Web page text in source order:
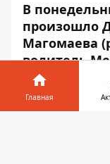
В
произошло
Магомаева
водитель
потом еще и
обошлось
Главная